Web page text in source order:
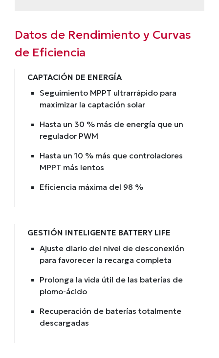
Datos de Rendimiento y Curvas
de Eficiencia
CAPTACIÓN DE ENERGÍA
Seguimiento MPPT ultrarrápido para
maximizar la captación solar
Hasta un 30 % más de energía que un
regulador PWM
Hasta un 10 % más que controladores
MPPT más lentos
Eficiencia máxima del 98 %
GESTIÓN INTELIGENTE BATTERY LIFE
Ajuste diario del nivel de desconexión
para favorecer la recarga completa
Prolonga la vida útil de las baterías de
plomo-ácido
Recuperación de baterías totalmente
descargadas